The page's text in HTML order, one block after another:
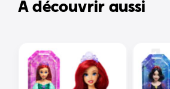
À découvrir aussi